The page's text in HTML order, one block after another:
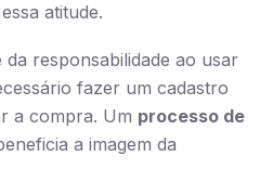
atitude.
responsabilidade ao usar
fazer um cadastro
a compra. Um processo de
a imagem da